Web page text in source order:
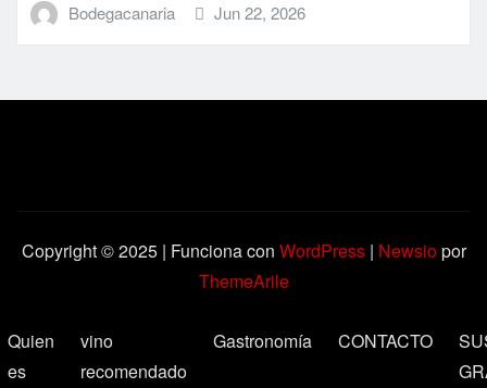
Bodegacanaria Jun 22, 2026
Copyright © 2025 | Funciona con WordPress | Newsiopor
ThemeArile
Quien
es
vino
recomendado
Gastronomía CONTACTO